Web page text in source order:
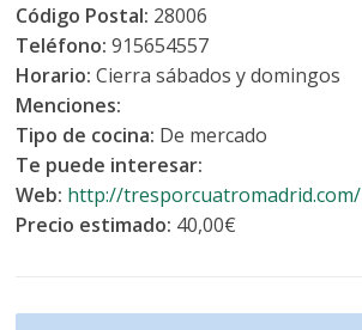
Código Postal: 28006
Teléfono:915654557
Horario:Cierra sábados y domingos
Menciones:
Tipo de cocina: De mercado
Te puede interesar:
Web: http://tresporcuatromadrid.com/
Precio estimado: 40,00€